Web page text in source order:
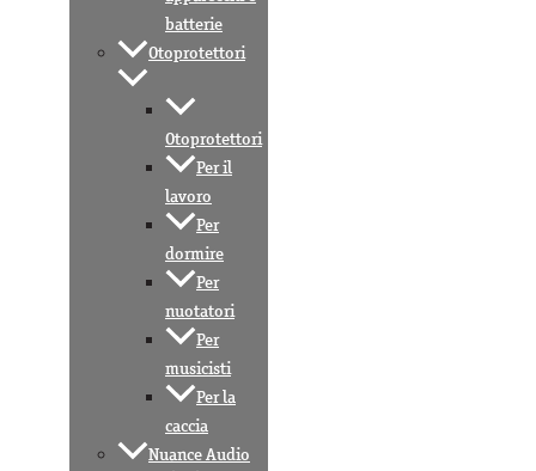
batterie
Otoprotettori
Otoprotettori
Per il
lavoro
Per
dormire
Per
nuotatori
Per
musicisti
Per la
caccia
Nuance Audio